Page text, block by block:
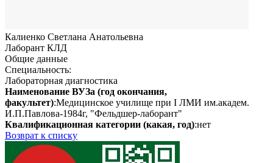
Калиенко Светлана Анатольевна
Лаборант КЛД
Общие данные
Специальность:
Лабораторная диагностика
Наименование ВУЗа (год окончания,
факультет):Медицинское училище при I ЛМИ им.академ.
И.П.Павлова-1984г, "Фельдшер-лаборант"
Квалификационная категории (какая, год):нет
Возврат к списку